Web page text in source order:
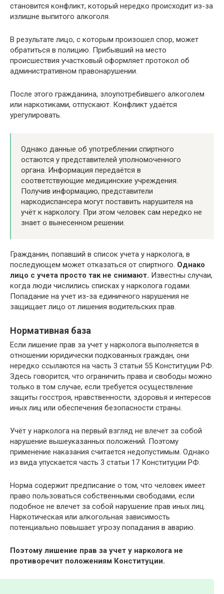
становится конфликт, который нередко происходит из-за
излишне выпитого алкоголя.
В результате лицо, с которым произошел спор, может
обратиться в полицию. Прибывший на место
происшествия участковый оформляет протокол об
административном правонарушении.
После этого гражданина, злоупотребившего алкоголем
или наркотиками, отпускают. Конфликт удаётся
урегулировать.
Однако данные об употреблении спиртного
остаются у представителей уполномоченного
органа. Информация передаётся в
соответствующие медицинские учреждения.
Получив информацию, представители
наркодиспансера могут поставить нарушителя на
учёт к наркологу. При этом человек сам нередко не
знает о вынесенном решении.
Гражданин, попавший в список учета у нарколога, в
последующем может отказаться от спиртного. Однако
лицо с учета просто так не снимают. Известны случаи,
когда люди числились списках у нарколога годами.
Попадание на учет из-за единичного нарушения не
защищает лицо от лишения водительских прав.
Нормативная база
Если лишение прав за учет у нарколога выполняется в
отношении юридически подкованных граждан, они
нередко ссылаются на часть 3 статьи 55 Конституции РФ.
Здесь говорится, что ограничить права и свободы можно
только в том случае, если требуется осуществление
защиты госстроя, нравственности, здоровья и интересов
иных лиц или обеспечения безопасности страны.
Учёт у нарколога на первый взгляд не влечет за собой
нарушение вышеуказанных положений. Поэтому
применение наказания считается недопустимым. Однако
из вида упускается часть 3 статьи 17 Конституции РФ.
Норма содержит предписание о том, что человек имеет
право пользоваться собственными свободами, если
подобное не влечет за собой нарушение прав иных лиц.
Наркотическая или алкогольная зависимость
потенциально повышает угрозу попадания в аварию.
Поэтому лишение прав за учет у нарколога не
противоречит положениям Конституции.